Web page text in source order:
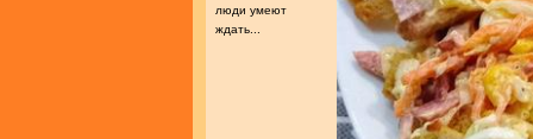
люди умеют
ждать...